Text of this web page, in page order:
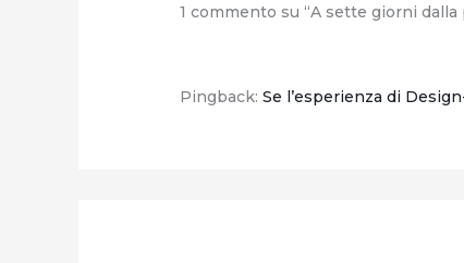
1 commento su “A sette giorni
Pingback:Se l’esperienza di